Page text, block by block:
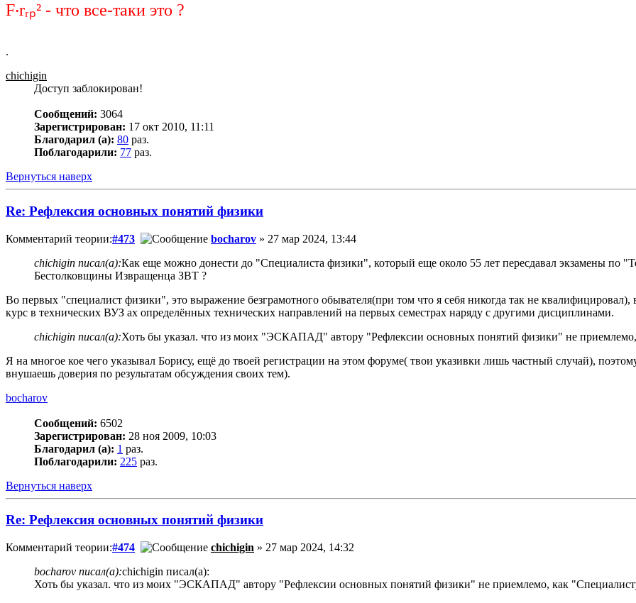
F‧rᵣₚ² - что все-таки это ?
.
chichigin
Доступ заблокирован!
Сообщений: 3064
Зарегистрирован: 17 окт 2010, 11:11
Благодарил (а): 80 раз.
Поблагодарили: 77 раз.
Вернуться наверх
Re: Рефлексия основных понятий физики
Комментарий теории:#473 bocharov » 27 мар 2024, 13:44
chichigin писал(а):Как еще можно донести до "Специалиста физики", который еще около 55 лет пересдавал экзамены по
Бестолковщины Извращенца ЗВТ ?
Во первых "специалист физики", это выражение безграмотного обывателя(при том что я себя никогда так не
курс в технических ВУЗ ах определённых технических направлений на первых семестрах наряду с другими дисциплинами.
chichigin писал(а):Хоть бы указал. что из моих "ЭСКАПАД" автору "Рефлексии основных понятий физики" не
Я на многое кое чего указывал Борису, ещё до твоей регистрации на этом форуме( твои указивки лишь частный случай),
внушаешь доверия по результатам обсуждения своих тем).
bocharov
Сообщений: 6502
Зарегистрирован: 28 ноя 2009, 10:03
Благодарил (а): 1 раз.
Поблагодарили: 225 раз.
Вернуться наверх
Re: Рефлексия основных понятий физики
Комментарий теории:#474 chichigin » 27 мар 2024, 14:32
bocharov писал(а):chichigin писал(а):
Хоть бы указал. что из моих "ЭСКАПАД" автору "Рефлексии основных понятий физики" не приемлемо, как